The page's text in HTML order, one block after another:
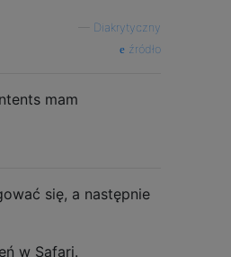
Diakrytyczny
źródło
mam
się, a następnie
w Safari.